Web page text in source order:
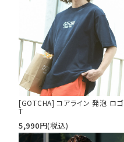
[GOTCHA] コアライン 発泡 ロゴ
T
5,990円(税込)